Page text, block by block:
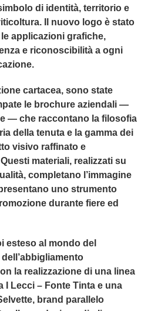
di identità, territorio e
Il nuovo logo è stato
applicazioni grafiche,
e riconoscibilità a ogni
cartacea, sono state
le brochure aziendali —
— che raccontano la filosofia
della tenuta e la gamma dei
visivo raffinato e
materiali, realizzati su
completano l’immagine
uno strumento
durante fiere ed
esteso al mondo del
la realizzazione di una linea
I Lecci – Fonte Tinta e una
brand parallelo